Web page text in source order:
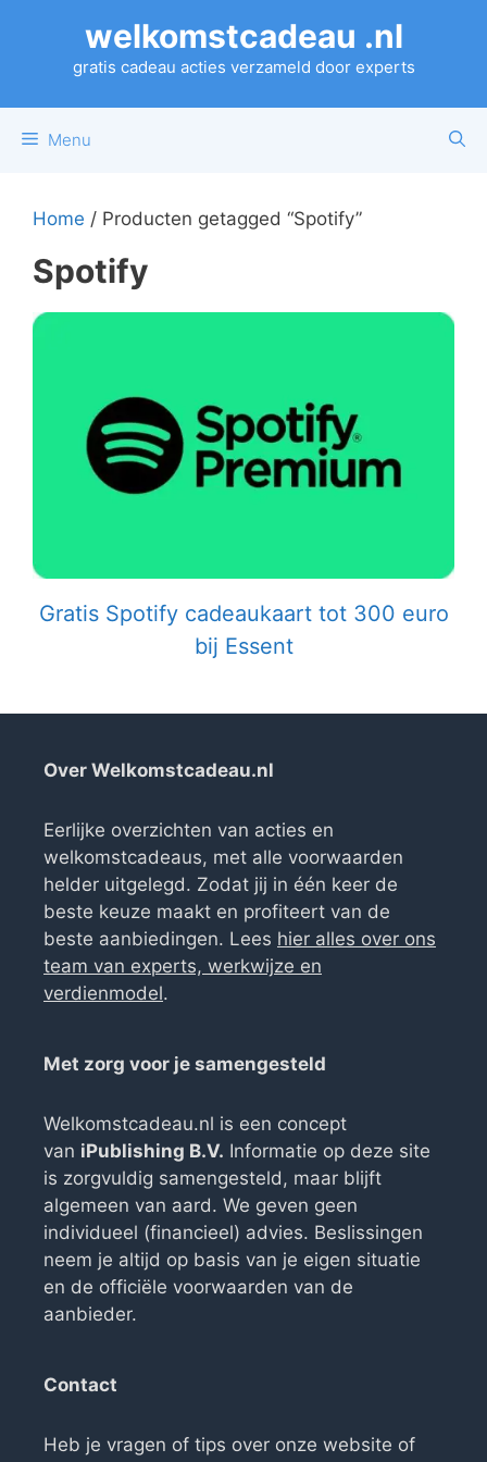
welkomstcadeau .nl
gratis cadeau acties verzameld door experts
Menu
Home / Producten getagged “Spotify”
Spotify
Gratis Spotify cadeaukaart tot 300 euro
bij Essent
Over Welkomstcadeau.nl
Eerlijke overzichten van acties en
welkomstcadeaus, met alle voorwaarden
helder uitgelegd. Zodat jij in één keer de
beste keuze maakt en profiteert van de
beste aanbiedingen. Lees hier alles over ons
team van experts, werkwijze en
verdienmodel.
Met zorg voor je samengesteld
Welkomstcadeau.nl is een concept
van iPublishing B.V. Informatie op deze site
is zorgvuldig samengesteld, maar blijft
algemeen van aard. We geven geen
individueel (financieel) advies. Beslissingen
neem je altijd op basis van je eigen situatie
en de officiële voorwaarden van de
aanbieder.
Contact
Heb je vragen of tips over onze website of